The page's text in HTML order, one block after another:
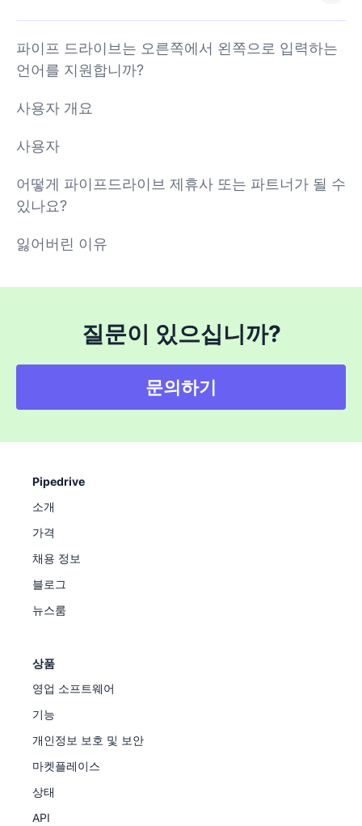
파이프 드라이브는 오른쪽에서 왼쪽으로 입력하는
언어를 지원합니까?
사용자 개요
사용자
어떻게 파이프드라이브 제휴사 또는 파트너가 될 수
있나요?
잃어버린 이유
질문이 있으십니까?
문의하기
Pipedrive
소개
가격
채용 정보
블로그
뉴스룸
상품
영업 소프트웨어
기능
개인정보 보호 및 보안
마켓플레이스
상태
API